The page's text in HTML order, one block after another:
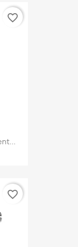
favorite_border
favorite_border